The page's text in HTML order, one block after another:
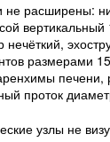
не расширены:
проток
узлы не